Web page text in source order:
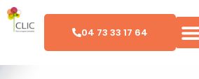
04 73 33 17 64